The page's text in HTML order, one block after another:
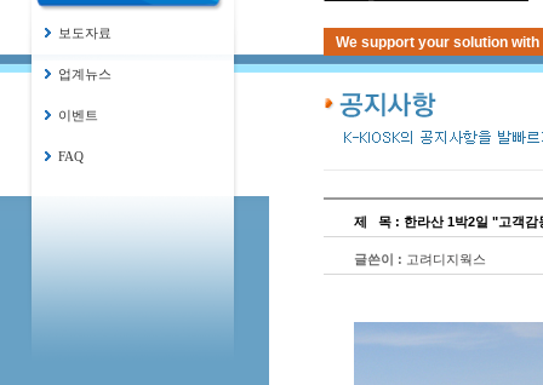
보도자료
업계뉴스
이벤트
FAQ
We support your solution
제 목 : 한라산 1박2일 "고객감
글쓴이 : 고려디지웍스